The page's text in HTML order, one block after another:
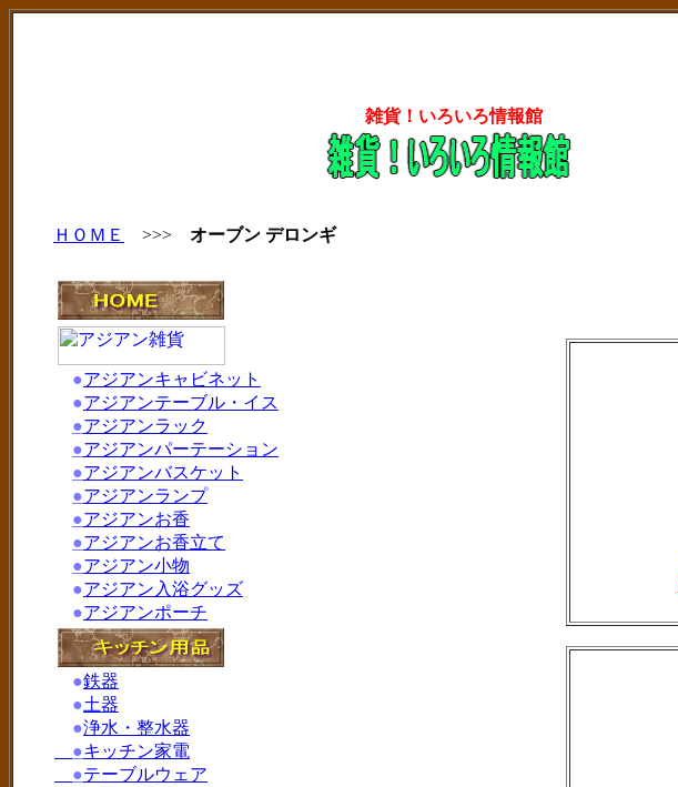
雑貨！いろいろ情報館
ＨＯＭＥ
>>> オーブン デロンギ
●アジアンキャビネット
●アジアンテーブル・イス
●アジアンラック
●アジアンパーテーション
●アジアンバスケット
●アジアンランプ
●アジアンお香
●アジアンお香立て
●アジアン小物
●アジアン入浴グッズ
●アジアンポーチ
●鉄器
●土器
●浄水・整水器
●キッチン家電
●テーブルウェア